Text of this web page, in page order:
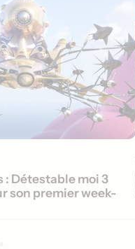
: Détestable moi 3
son premier week-